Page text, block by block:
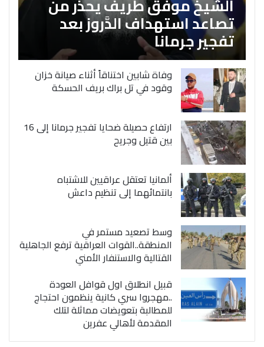
تصاعد استهداف الدَّروز بعد
تفجير جرمانا
وفاة شابين اختناقاً أثناء صيانة خزان
وقود في تل براك بريف الحسكة
ارتفاع حصيلة ضحايا تفجير جرمانا إلى 16
بين قتيل وجريح
ألمانيا تعتقل عراقيين للاشتباه
بانتمائهما إلى تنظيم داعش
وسط تصعيد مستمر في
المنطقة..القوات العراقية ترفع الجاهلية
القتالية والاستنفار الأمني
قبيل انطلاق اول قوافل العودة
..مهجروا سري كانية ينظمون احتجاج
للمطالبة بتعويضات مماثلة لتلك
المقدمة لأهالي عفرين